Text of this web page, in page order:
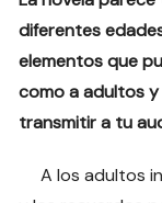
diferentes
elementos que
como a adultos
transmitir a tu
A los adultos